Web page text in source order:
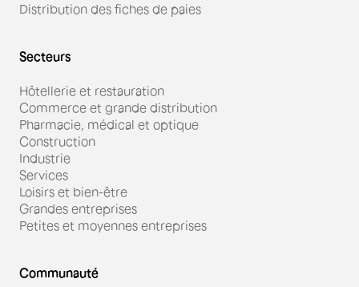
Distribution des fiches de paies
Secteurs
Hôtellerie et restauration
Commerce et grande distribution
Pharmacie, médical et optique
Construction
Industrie
Services
Loisirs et bien-être
Grandes entreprises
Petites et moyennes entreprises
Communauté